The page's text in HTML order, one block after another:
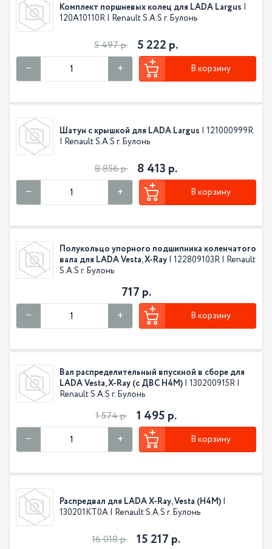
Комплект поршневых колец для LADA Largus |
120A10110R | Renault S.A.S г. Булонь
5 497 р. 5 222 р.
В корзину
Шатун с крышкой для LADA Largus | 121000999R
| Renault S.A.S г. Булонь
8 856 р. 8 413 р.
В корзину
Полукольцо упорного подшипника коленчатого
вала для LADA Vesta, X-Ray | 122809103R | Renault
S.A.S г. Булонь
717 р.
В корзину
Вал распределительный впускной в сборе для
LADA Vesta, X-Ray (с ДВС Н4М) | 130200915R |
Renault S.A.S г. Булонь
1 574 р. 1 495 р.
В корзину
Распредвал для LADA X-Ray, Vesta (H4M) |
130201KT0A | Renault S.A.S г. Булонь
16 018 р. 15 217 р.